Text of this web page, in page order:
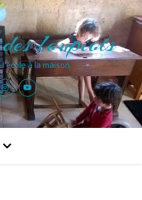
loupiots
à la maison